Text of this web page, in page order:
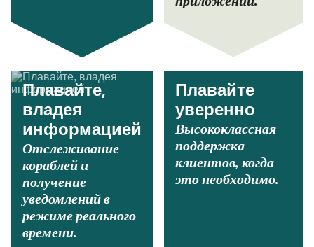
Плавайте,
владея
информацией
Отслеживание
кораблей и
получение
уведомлений в
режиме реального
времени.
Плавайте
уверенно
Высококлассная
поддержка
клиентов, когда
это необходимо.